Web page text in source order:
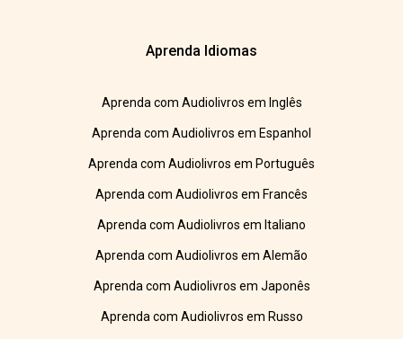
Aprenda Idiomas
Aprenda com Audiolivros em Inglês
Aprenda com Audiolivros em Espanhol
Aprenda com Audiolivros em Português
Aprenda com Audiolivros em Francês
Aprenda com Audiolivros em Italiano
Aprenda com Audiolivros em Alemão
Aprenda com Audiolivros em Japonês
Aprenda com Audiolivros em Russo